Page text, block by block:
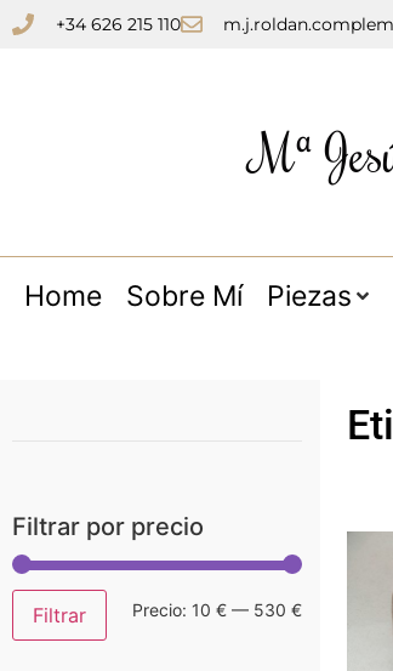
+34 626 215 110
Mª
Home Sobre Mí Piezas
Filtrar por precio
Filtrar Precio: 10 € — 530 €